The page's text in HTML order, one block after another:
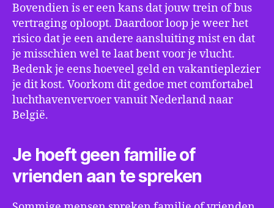
Bovendien is er een kans dat jouw trein of bus
vertraging oploopt. Daardoor loop je weer het
risico dat je een andere aansluiting mist en dat
je misschien wel te laat bent voor je vlucht.
Bedenk je eens hoeveel geld en vakantieplezier
je dit kost. Voorkom dit gedoe met comfortabel
luchthavenvervoer vanuit Nederland naar
België.
Je hoeft geen familie of
vrienden aan te spreken